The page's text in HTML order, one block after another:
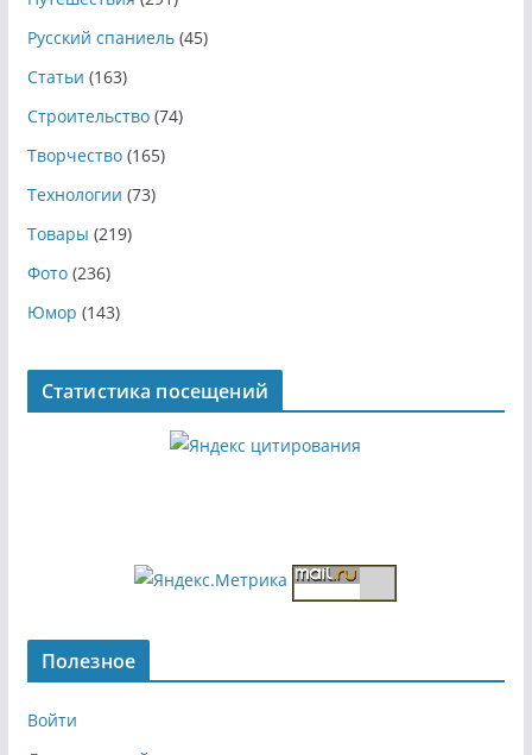
Русский спаниель(45)
Статьи (163)
Строительство(74)
Творчество(165)
Технологии (73)
Товары (219)
Фото(236)
Юмор (143)
Статистика посещений
Полезное
Войти